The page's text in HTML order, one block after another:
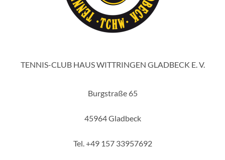
TENNIS-CLUB HAUS WITTRINGEN GLADBECK E. V.
Burgstraße 65
45964 Gladbeck
Tel. +49 157 33957692